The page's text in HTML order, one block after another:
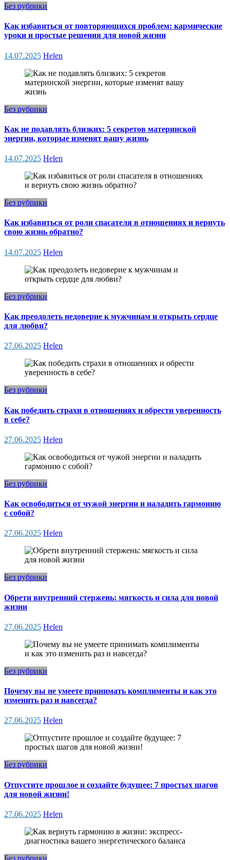
Без рубрики
Как избавиться от повторяющихся проблем: кармические
уроки и простые решения для новой жизни
14.07.2025 Helen
Без рубрики
Как не подавлять близких: 5 секретов материнской
энергии, которые изменят вашу жизнь
14.07.2025 Helen
Без рубрики
Как избавиться от роли спасателя в отношениях и вернуть
свою жизнь обратно?
14.07.2025 Helen
Без рубрики
Как преодолеть недоверие к мужчинам и открыть сердце
для любви?
27.06.2025 Helen
Без рубрики
Как победить страхи в отношениях и обрести уверенность
в себе?
27.06.2025 Helen
Без рубрики
Как освободиться от чужой энергии и наладить гармонию
с собой?
27.06.2025 Helen
Без рубрики
Обрети внутренний стержень: мягкость и сила для новой
жизни
27.06.2025 Helen
Без рубрики
Почему вы не умеете принимать комплименты и как это
изменить раз и навсегда?
27.06.2025 Helen
Без рубрики
Отпустите прошлое и создайте будущее: 7 простых шагов
для новой жизни!
27.06.2025 Helen
Без рубрики